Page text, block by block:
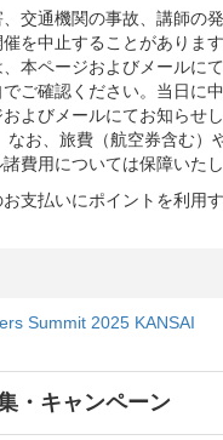
、交通機関の事故、講師の
を中止することがありま
、本ページおよびメールに
ご確認ください。当日に
よびメールにてお知らせ
なお、旅費（航空券含む）
費用については保障いたし
支払いにポイントを利用
Summit 2025 KANSAI
・キャンペーン